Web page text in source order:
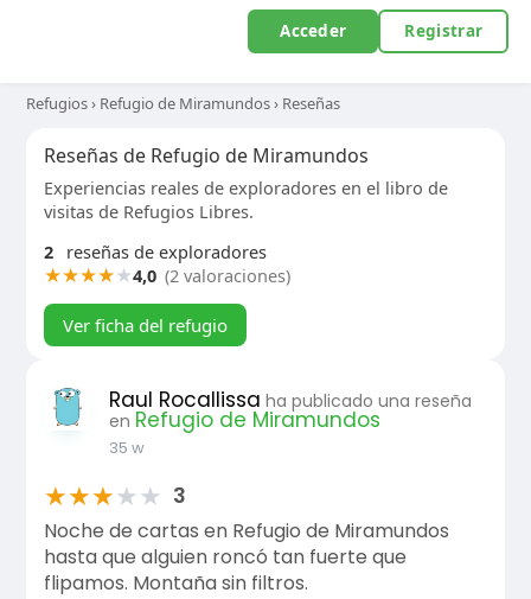
Acceder Registrar
Refugios› Refugio de Miramundos› Reseñas
Reseñas de Refugio de Miramundos
Experiencias reales de exploradores en el libro de
visitas de Refugios Libres.
2
reseñas de exploradores
★★★★★4,0 (2 valoraciones)
Ver ficha del refugio
Raul Rocallissa ha publicado una reseña
en Refugio de Miramundos
35 w
★★★★★ 3
Noche de cartas en Refugio de Miramundos
hasta que alguien roncó tan fuerte que
flipamos. Montaña sin filtros.